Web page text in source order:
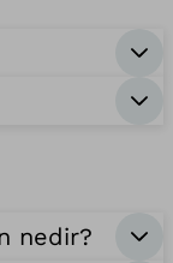
nedir?